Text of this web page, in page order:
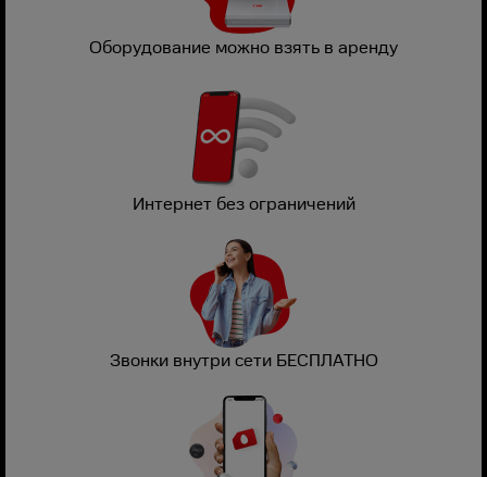
Оборудование можно взять в аренду
Интернет без ограничений
Звонки внутри сети БЕСПЛАТНО